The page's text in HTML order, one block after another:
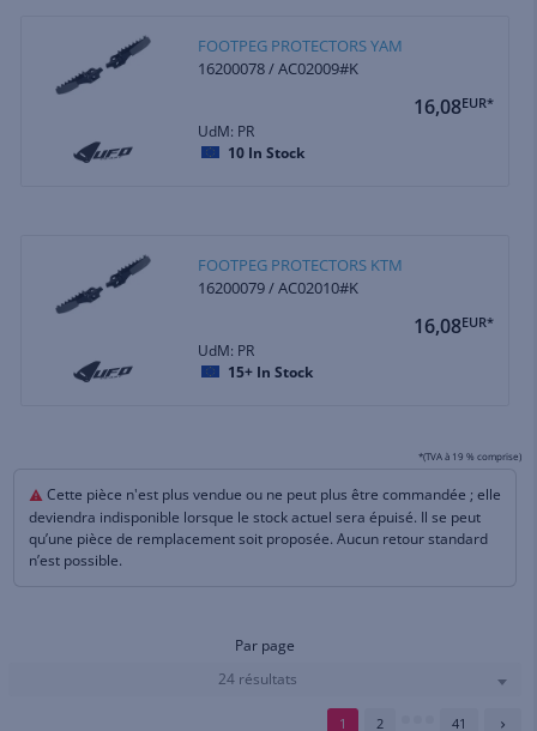
FOOTPEG PROTECTORS YAM
16200078 / AC02009#K
16,08EUR*
UdM: PR
10 In Stock
FOOTPEG PROTECTORS KTM
16200079 / AC02010#K
16,08EUR*
UdM: PR
15+ In Stock
*(TVA à 19 % comprise)
Cette pièce n'est plus vendue ou ne peut plus être commandée ; elle
deviendra indisponible lorsque le stock actuel sera épuisé. Il se peut
qu’une pièce de remplacement soit proposée. Aucun retour standard
n’est possible.
Par page
24 résultats
1 2 41